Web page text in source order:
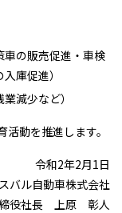
車の販売促進・車検
庫促進）
減少など）
動を推進します。
令和2年2月1日
バル自動車株式会社
役社長 上原 彰人